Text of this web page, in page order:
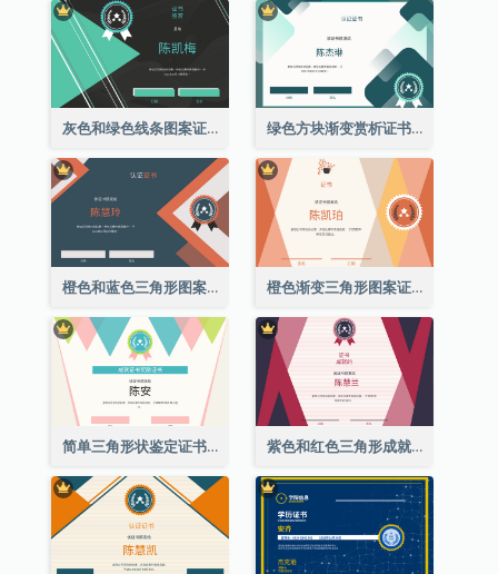
灰色和绿色线条图案证书 绿色方块渐变赏析证书
橙色和蓝色三角形图案证书 橙色渐变三角形图案证书
简单三角形状鉴定证书 紫色和红色三角形成就证书